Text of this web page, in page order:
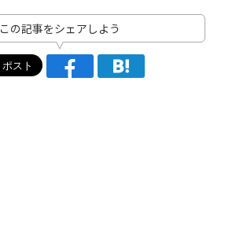
この記事をシェアしよう